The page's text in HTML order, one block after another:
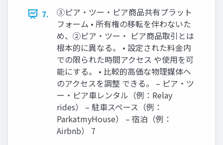
7.
③ピア・ツー・ピア商品共有プラット
フォーム • 所有権の移転を伴わないた
め、②ピア・ツー・ ピア商品取引とは
根本的に異なる。 • 設定された料金内
での限られた時間アクセス や使用を可
能にする。 • 比較的高価な物理媒体へ
のアクセスを調整 できる。 – ピア・ツ
ー・ピア車レンタル（例：Relay
rides） – 駐車スペース（例：
ParkatmyHouse） – 宿泊（例：
Airbnb） 7